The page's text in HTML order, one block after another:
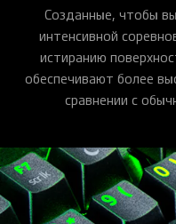
Созданные, чтобы
интенсивной
истиранию
обеспечивают более
сравнении с